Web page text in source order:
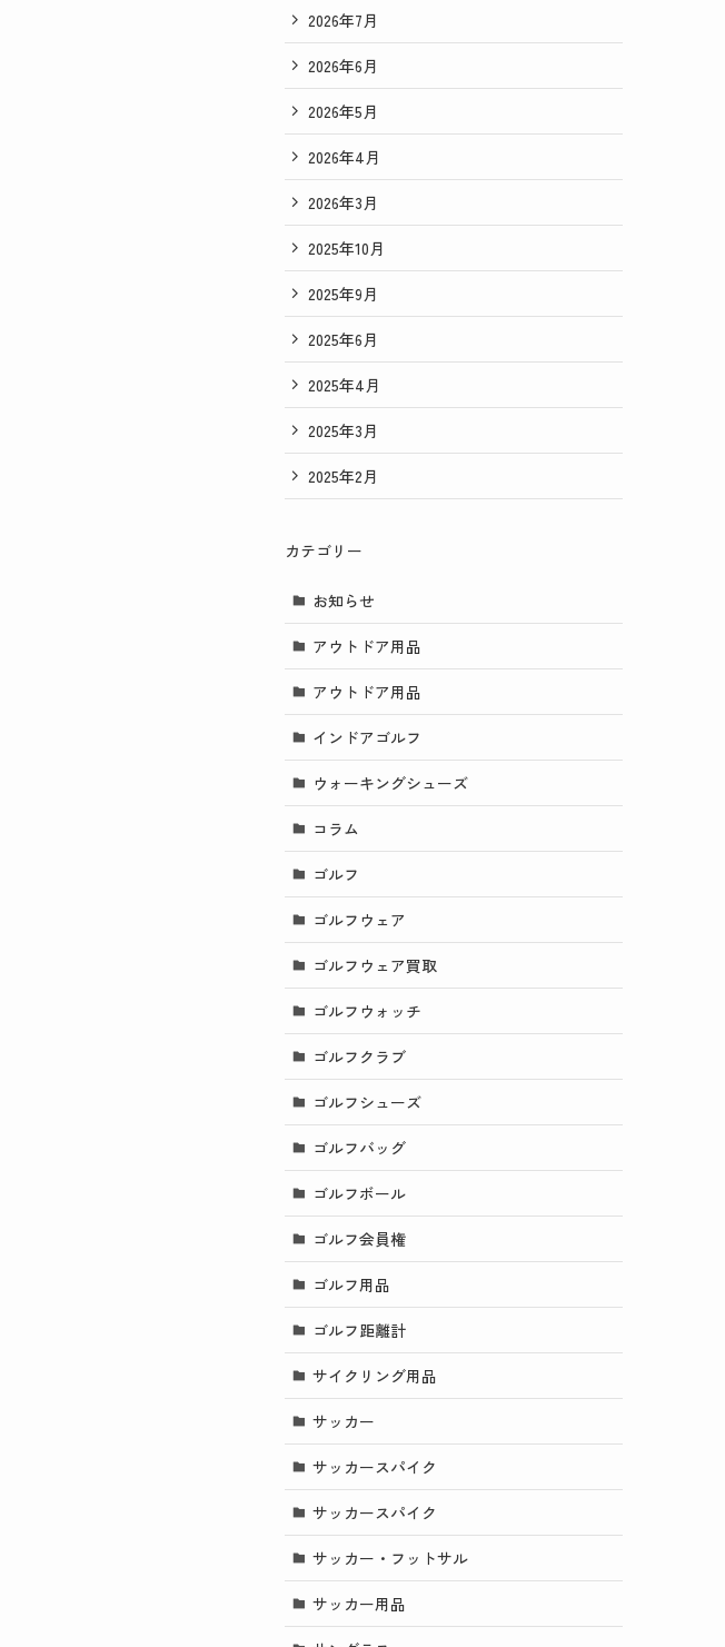
2026年7月
2026年6月
2026年5月
2026年4月
2026年3月
2025年10月
2025年9月
2025年6月
2025年4月
2025年3月
2025年2月
カテゴリー
お知らせ
アウトドア用品
アウトドア用品
インドアゴルフ
ウォーキングシューズ
コラム
ゴルフ
ゴルフウェア
ゴルフウェア買取
ゴルフウォッチ
ゴルフクラブ
ゴルフシューズ
ゴルフバッグ
ゴルフボール
ゴルフ会員権
ゴルフ用品
ゴルフ距離計
サイクリング用品
サッカー
サッカースパイク
サッカースパイク
サッカー・フットサル
サッカー用品